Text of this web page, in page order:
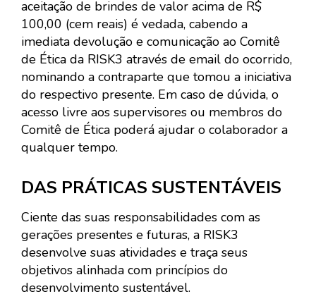
aceitação de brindes de valor acima de R$
100,00 (cem reais) é vedada, cabendo a
imediata devolução e comunicação ao Comitê
de Ética da RISK3 através de email do ocorrido,
nominando a contraparte que tomou a iniciativa
do respectivo presente. Em caso de dúvida, o
acesso livre aos supervisores ou membros do
Comitê de Ética poderá ajudar o colaborador a
qualquer tempo.
DAS PRÁTICAS SUSTENTÁVEIS
Ciente das suas responsabilidades com as
gerações presentes e futuras, a RISK3
desenvolve suas atividades e traça seus
objetivos alinhada com princípios do
desenvolvimento sustentável.